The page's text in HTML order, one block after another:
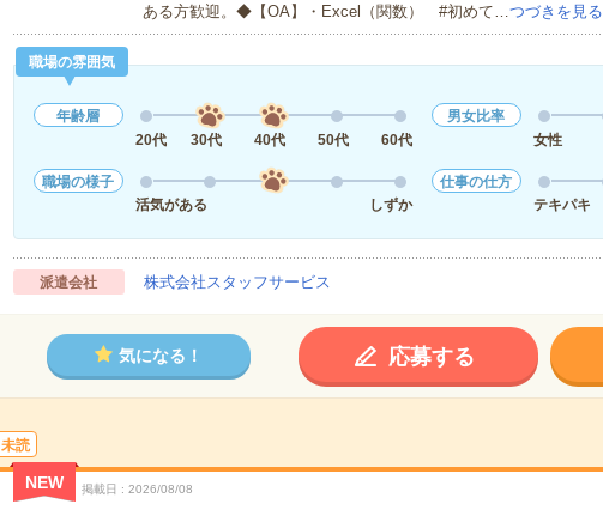
ある方歓迎。◆【OA】・Excel（関数） #初めて…つづきを見る
職場の雰囲気
年齢層
20代
30代 40代 50代 60代
男女比率
女性
職場の様子
活気がある
しずか
仕事の仕方
テキパキ
派遣会社 株式会社スタッフサービス
気になる！ 応募する
未読
NEW 掲載日 2026/08/08